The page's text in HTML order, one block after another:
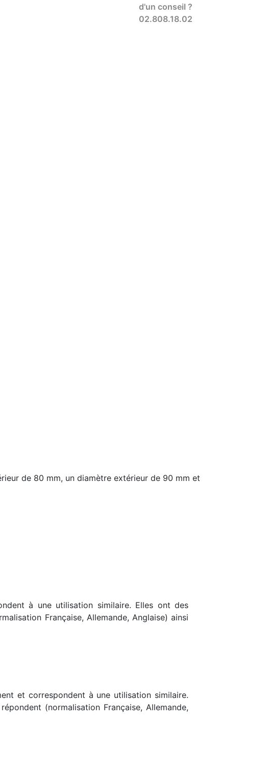
d'un conseil ?
02.808.18.02
de 80 mm, un diamètre extérieur de 90 mm et
à une utilisation similaire. Elles ont des
Française, Allemande, Anglaise) ainsi
et correspondent à une utilisation similaire.
(normalisation Française, Allemande,